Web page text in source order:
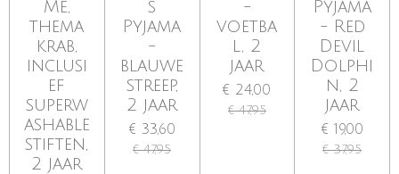
Me,
thema
krab,
inclusi
ef
superw
ashable
stiften,
2 jaar
s
Pyjama
-
blauwe
streep,
2 jaar
€ 33,60
€ 47,95
-
voetba
l, 2
jaar
€ 24,00
€ 47,95
Pyjama
- Red
Devil
Dolphi
n, 2
jaar
€ 19,00
€ 37,95